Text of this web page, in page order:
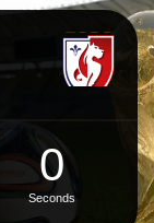
0
Seconds